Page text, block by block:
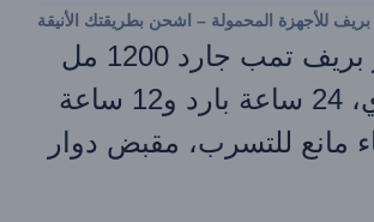
للأجهزة المحمولة – اشحن بطريقتك الأنيقة
كوب السفر بريف تمب جارد 1200 مل
عازل حراري، 24 ساعة بارد و12 ساعة
مانع للتسرب، مقبض دوار